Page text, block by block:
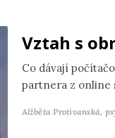
Vztah s
Co dávají
partnera z online
Alžběta Protivanská,